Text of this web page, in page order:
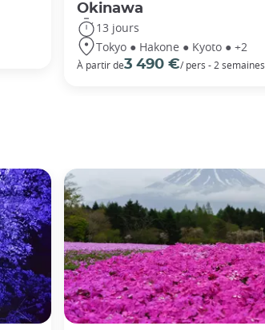
Okinawa
13 jours
Tokyo ● Hakone ● Kyoto ● +2
À partir de3 490 €/ pers - 2 semaines